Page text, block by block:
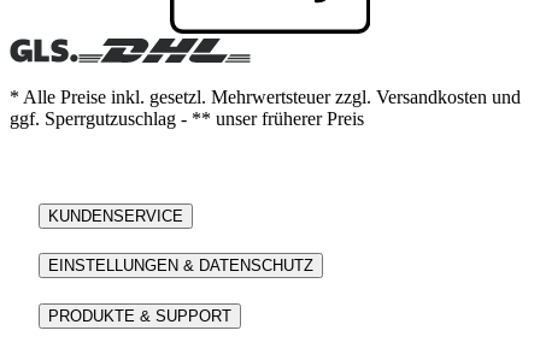
* Alle Preise inkl. gesetzl. Mehrwertsteuer zzgl. Versandkosten und
ggf. Sperrgutzuschlag - ** unser früherer Preis
KUNDENSERVICE
EINSTELLUNGEN & DATENSCHUTZ
PRODUKTE & SUPPORT